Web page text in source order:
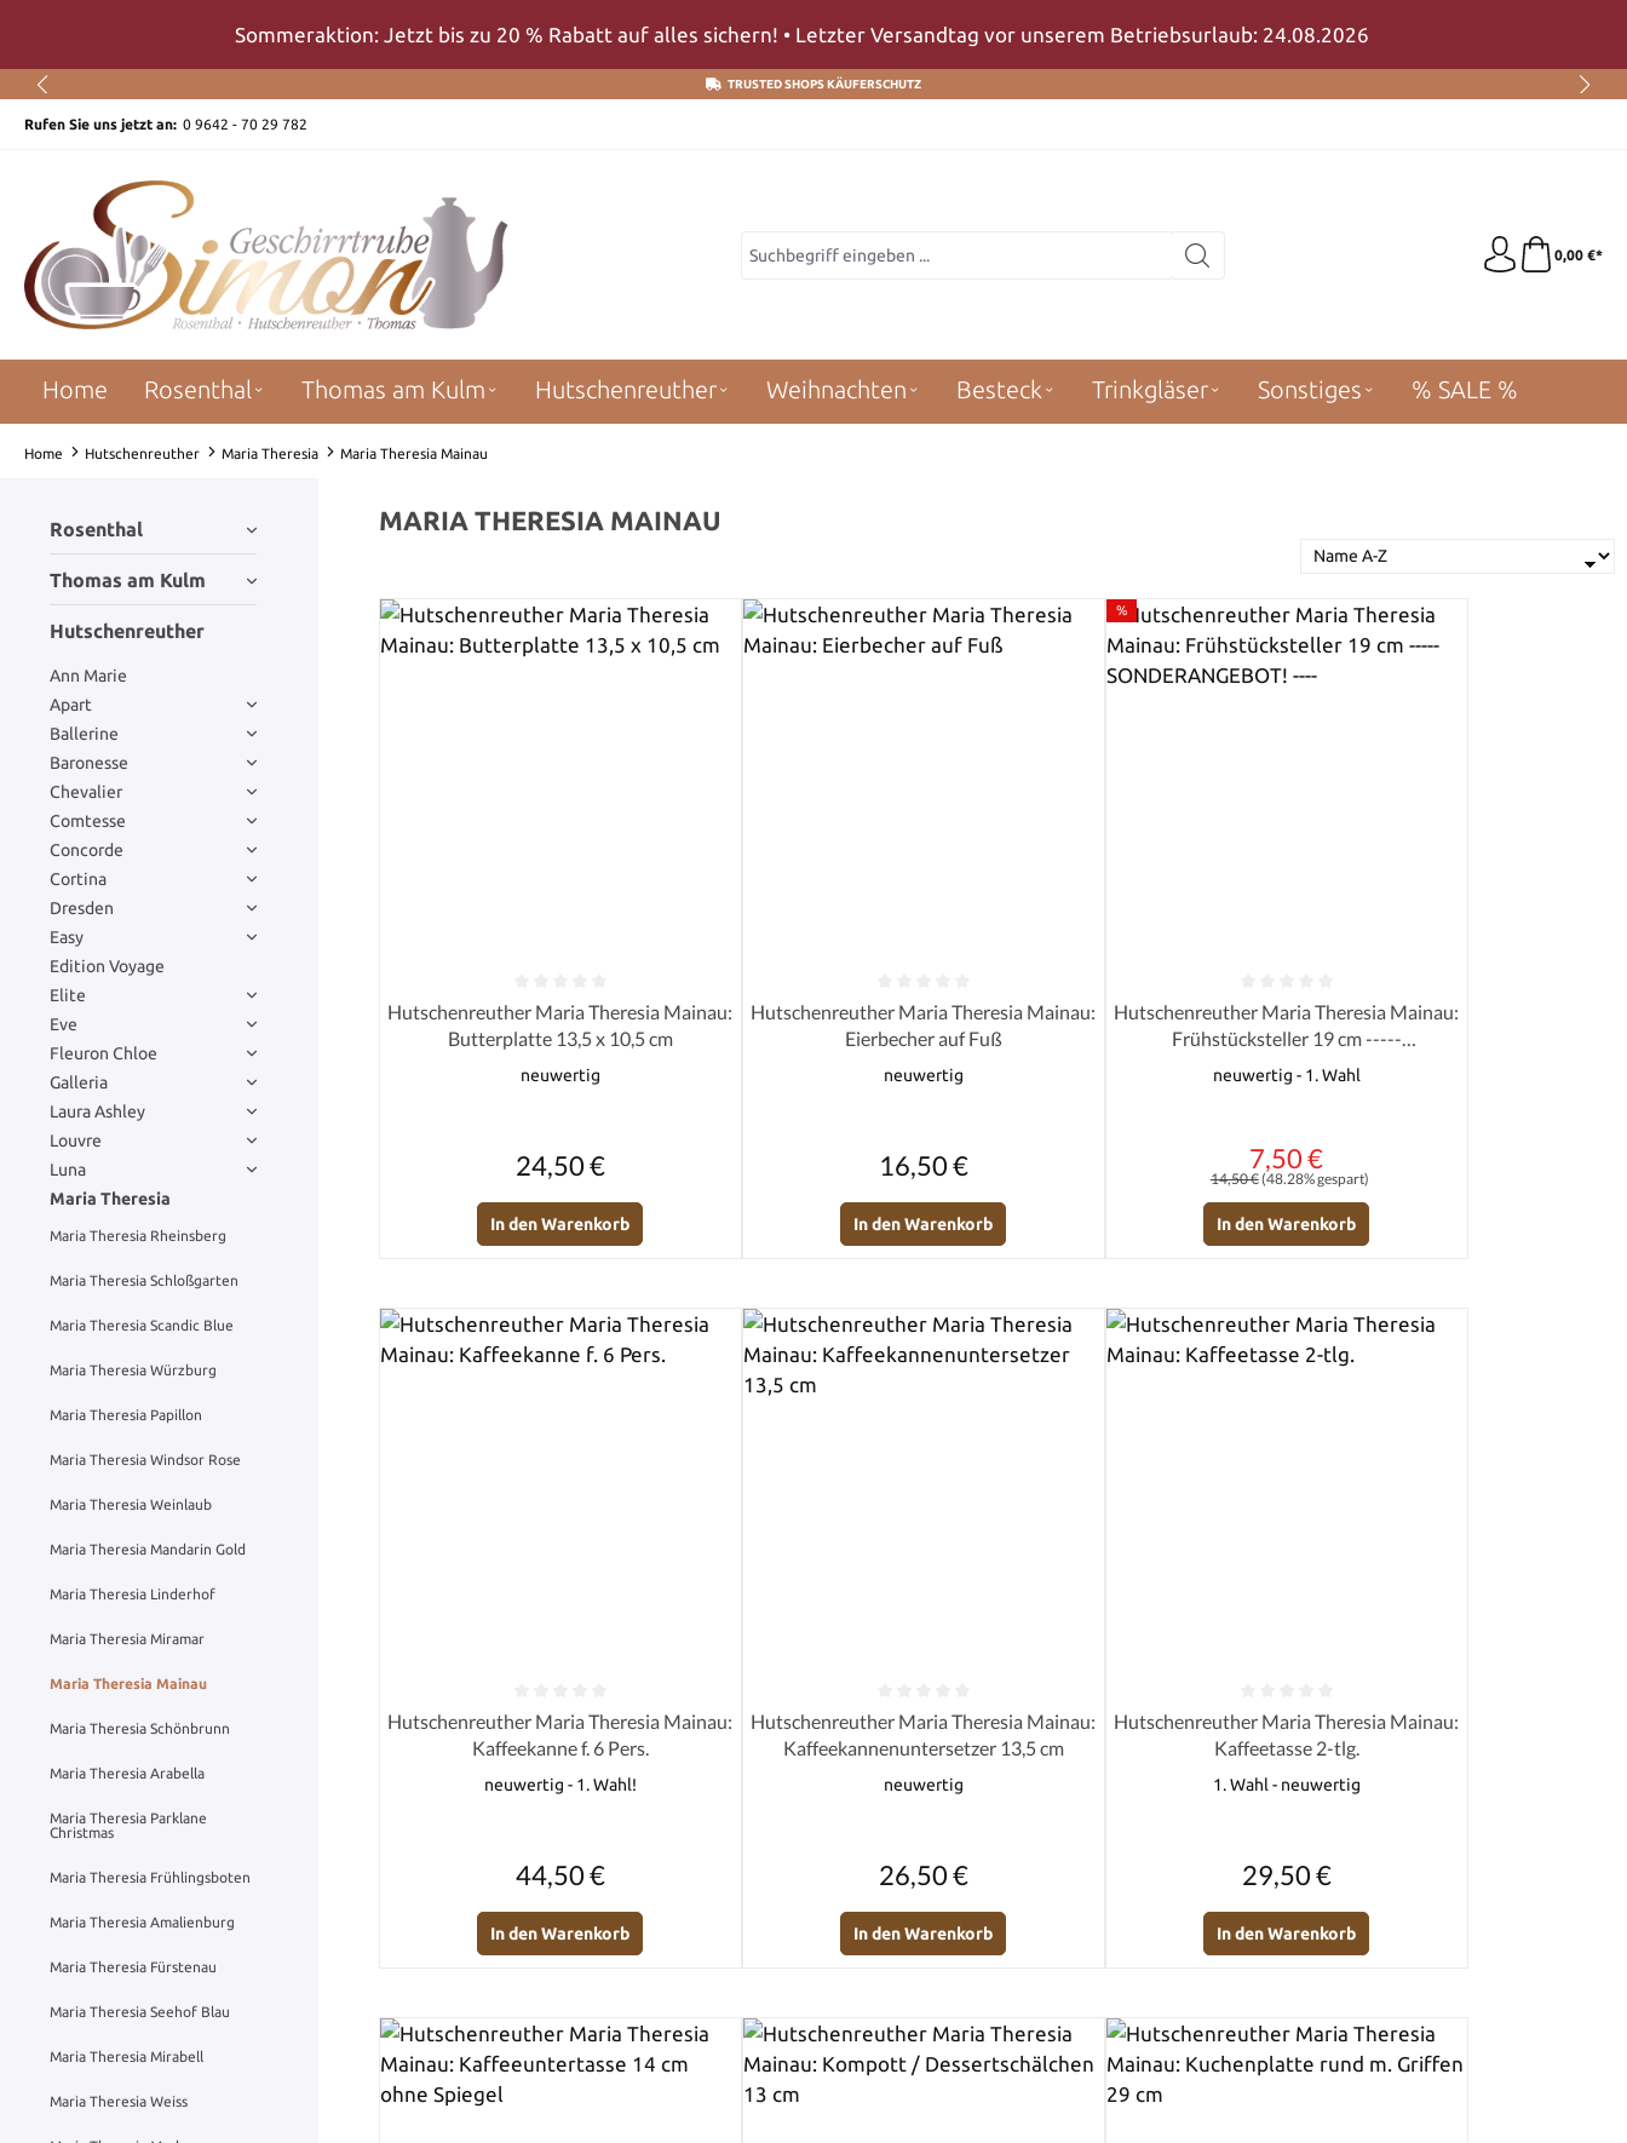
Zur Hauptnavigation springenSommeraktion: Jetzt bis zu 20 % Rabatt auf alles sichern! • Letzter Versandtag vor unserem Betriebsurlaub: 24.08.2026
TRUSTED SHOPS KÄUFERSCHUTZ
Rufen Sie uns jetzt an: 0 9642 - 70 29 782
0,00 €*
Home Rosenthal Thomas am Kulm Hutschenreuther Weihnachten Besteck Trinkgläser Sonstiges % SALE %
Home Hutschenreuther Maria Theresia Maria Theresia Mainau
Rosenthal
Thomas am Kulm
Hutschenreuther
Ann Marie
Apart
Ballerine
Baronesse
Chevalier
Comtesse
Concorde
Cortina
Dresden
Easy
Edition Voyage
Elite
Eve
Fleuron Chloe
Galleria
Laura Ashley
Louvre
Luna
Maria Theresia
Maria Theresia Rheinsberg
Maria Theresia Schloßgarten
Maria Theresia Scandic Blue
Maria Theresia Würzburg
Maria Theresia Papillon
Maria Theresia Windsor Rose
Maria Theresia Weinlaub
Maria Theresia Mandarin Gold
Maria Theresia Linderhof
Maria Theresia Miramar
Maria Theresia Mainau
Maria Theresia Schönbrunn
Maria Theresia Arabella
Maria Theresia Parklane
Christmas
Maria Theresia Frühlingsboten
Maria Theresia Amalienburg
Maria Theresia Fürstenau
Maria Theresia Seehof Blau
Maria Theresia Mirabell
Maria Theresia Weiss
MARIA THERESIA MAINAU
Durchschnittliche Bewertung von 0 von 5 Sternen
Hutschenreuther Maria Theresia Mainau:
Butterplatte 13,5 x 10,5 cm
neuwertig
24,50 €
In den Warenkorb
Durchschnittliche Bewertung von 0 von 5 Sternen
Hutschenreuther Maria Theresia Mainau:
Eierbecher auf Fuß
neuwertig
16,50 €
In den Warenkorb
Rabatt
%
Durchschnittliche Bewertung von 0 von 5 Sternen
Hutschenreuther Maria Theresia Mainau:
Frühstücksteller 19 cm -----
SONDERANGEBOT! ----
neuwertig - 1. Wahl
Verkaufspreis:
7,50 €
Regulärer Preis:
14,50 €(48.28% gespart)
In den Warenkorb
Durchschnittliche Bewertung von 0 von 5 Sternen
Hutschenreuther Maria Theresia Mainau:
Kaffeekanne f. 6 Pers.
neuwertig - 1. Wahl!
44,50 €
In den Warenkorb
Durchschnittliche Bewertung von 0 von 5 Sternen
Hutschenreuther Maria Theresia Mainau:
Kaffeekannenuntersetzer 13,5 cm
neuwertig
26,50 €
In den Warenkorb
Durchschnittliche Bewertung von 0 von 5 Sternen
Hutschenreuther Maria Theresia Mainau:
Kaffeetasse 2-tlg.
1. Wahl - neuwertig
29,50 €
In den Warenkorb